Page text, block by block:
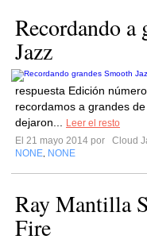
Recordando a
Jazz
respuesta Edición
recordamos a grandes
dejaron...
Leer el resto
El 21 mayo 2014 por
Cloud
NONE NONE
Ray Mantilla
Fire